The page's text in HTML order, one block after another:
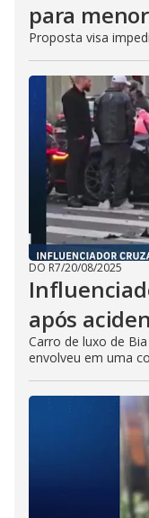
para
Proposta visa
DO R7/20/08/2025
após
Carro de luxo de
envolveu em uma